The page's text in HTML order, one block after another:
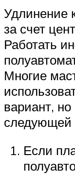
Удлинение
за счет
Работать
Многие
вариант,
Если